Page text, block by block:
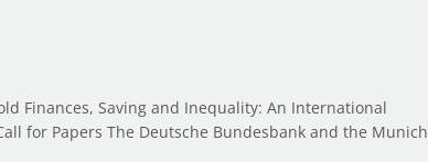
Finances, Saving and Inequality: An International
for Papers The Deutsche Bundesbank and the Munich